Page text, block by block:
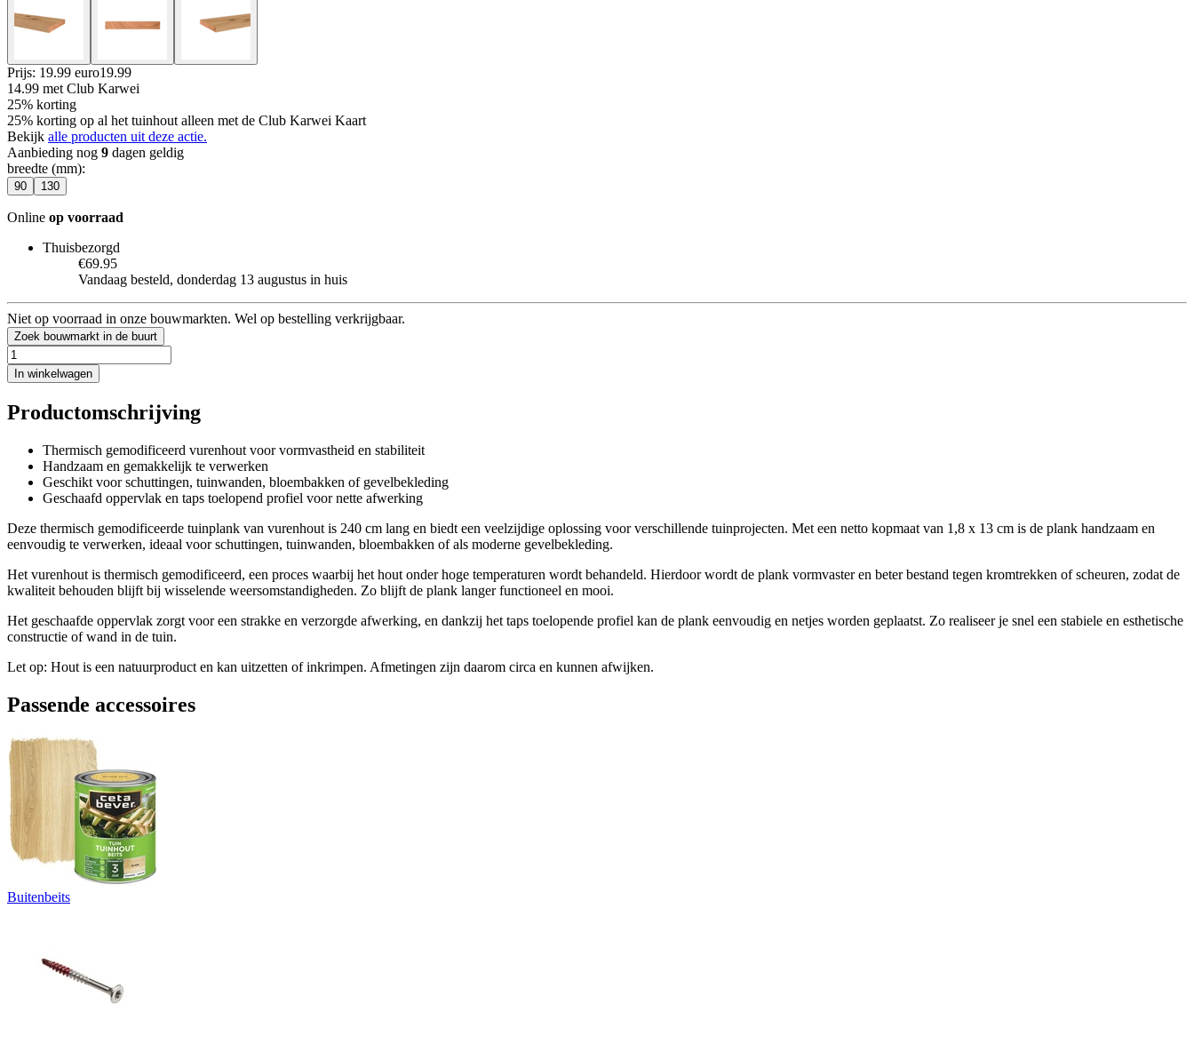
Prijs: 19.99 euro19.99
14.99 met Club Karwei
25% korting
25% korting op al het tuinhout alleen met de Club Karwei Kaart
Bekijk alle producten uit deze actie.
Aanbieding nog 9 dagen geldig
breedte (mm):
90 130
Online op voorraad
Thuisbezorgd
€69.95
Vandaag besteld, donderdag 13 augustus in huis
Niet op voorraad in onze bouwmarkten. Wel op bestelling verkrijgbaar.
Zoek bouwmarkt in de buurt
In winkelwagen
Productomschrijving
Thermisch gemodificeerd vurenhout voor vormvastheid en stabiliteit
Handzaam en gemakkelijk te verwerken
Geschikt voor schuttingen, tuinwanden, bloembakken of gevelbekleding
Geschaafd oppervlak en taps toelopend profiel voor nette afwerking
Deze thermisch gemodificeerde tuinplank van vurenhout is 240 cm lang en biedt een veelzijdige oplossing voor verschillende tuinprojecten. Met een netto kopmaat van 1,8 x 13 cm is de plank handzaam en
eenvoudig te verwerken, ideaal voor schuttingen, tuinwanden, bloembakken of als moderne gevelbekleding.
Het vurenhout is thermisch gemodificeerd, een proces waarbij het hout onder hoge temperaturen wordt behandeld. Hierdoor wordt de plank vormvaster en beter bestand tegen kromtrekken of scheuren, zodat de
kwaliteit behouden blijft bij wisselende weersomstandigheden. Zo blijft de plank langer functioneel en mooi.
Het geschaafde oppervlak zorgt voor een strakke en verzorgde afwerking, en dankzij het taps toelopende profiel kan de plank eenvoudig en netjes worden geplaatst. Zo realiseer je snel een stabiele en esthetische
constructie of wand in de tuin.
Let op: Hout is een natuurproduct en kan uitzetten of inkrimpen. Afmetingen zijn daarom circa en kunnen afwijken.
Passende accessoires
Buitenbeits